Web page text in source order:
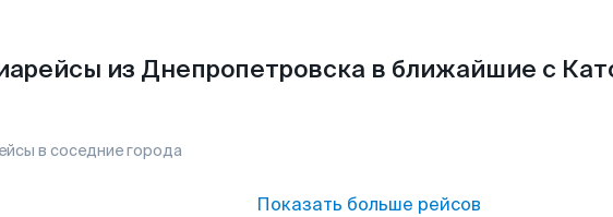
из Днепропетровска в ближайшие с
в соседние города
Показать больше рейсов